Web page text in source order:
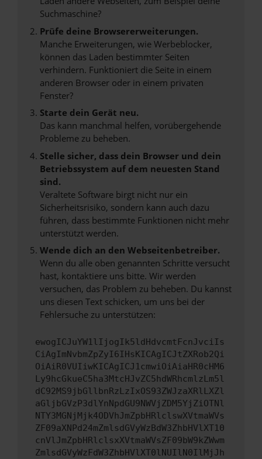
Suchmaschine?
Prüfe deine Browsererweiterungen.
Manche Erweiterungen, wie Werbeblocker,
können das Laden bestimmter Seiten
verhindern. Funktioniert die Seite in einem
anderen Browser oder in einem privaten
Fenster?
Starte dein Gerät neu.
Das kann manchmal helfen, vorübergehende
Probleme zu beheben.
Stelle sicher, dass dein Browser und dein
Betriebssystem auf dem neuesten Stand
sind.
Veraltete Software birgt nicht nur ein
Sicherheitsrisiko, sondern kann auch dazu
führen, dass bestimmte Funktionen nicht mehr
unterstützt werden.
Wende dich an den Webseitenbetreiber.
Wenn du alle oben genannten Schritte versucht
hast, kontaktiere uns bitte. Wir werden
versuchen, das Problem zu beheben. Du kannst
uns diesen Text schicken, um uns bei der
Fehlersuche zu unterstützen:
ewogICJuYW1lIjogIk5ldHdvcmtFcnJvciIs
CiAgImNvbmZpZyI6IHsKICAgICJtZXRob2Qi
OiAiR0VUIiwKICAgICJ1cmwiOiAiaHR0cHM6
Ly9hcGkueC5ha3MtcHJvZC5hdWRhcmlzLm5l
dC92MS9jbGllbnRzLzIxOS93ZWJzaXRlLXZl
aGljbGVzP3dlYnNpdGU9NWVjZDM5YjZiOTNl
NTY3MGNjMjk4ODVhJmZpbHRlclswXVtmaWVs
ZF09aXNPd24mZmlsdGVyWzBdW3ZhbHVlXT10
cnVlJmZpbHRlclsxXVtmaWVsZF09bW9kZWwm
ZmlsdGVyWzFdW3ZhbHVlXT0lNUIlN0IlMjJh